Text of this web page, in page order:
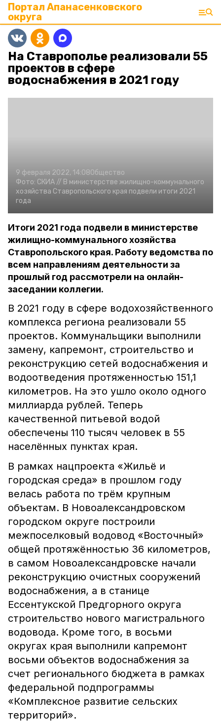
Портал Апанасенковского
округа
На Ставрополье реализовали 55
проектов в сфере
водоснабжения в 2021 году
9 февраля 2022, 14:08Общество
Фото: СКИА // В министерстве жилищно-коммунального
хозяйства Ставропольского края подвели итоги 2021
года
Итоги 2021 года подвели в министерстве
жилищно-коммунального хозяйства
Ставропольского края. Работу ведомства по
всем направлениям деятельности за
прошлый год рассмотрели на онлайн-
заседании коллегии.
В 2021 году в сфере водохозяйственного
комплекса региона реализовали 55
проектов. Коммунальщики выполнили
замену, капремонт, строительство и
реконструкцию сетей водоснабжения и
водоотведения протяженностью 151,1
километров. На это ушло около одного
миллиарда рублей. Теперь
качественной питьевой водой
обеспечены 110 тысяч человек в 55
населённых пунктах края.
В рамках нацпроекта «Жильё и
городская среда» в прошлом году
велась работа по трём крупным
объектам. В Новоалександровском
городском округе построили
межпоселковый водовод «Восточный»
общей протяжённостью 36 километров,
в самом Новоалександровске начали
реконструкцию очистных сооружений
водоснабжения, а в станице
Ессентукской Предгорного округа
строительство нового магистрального
водовода. Кроме того, в восьми
округах края выполнили капремонт
восьми объектов водоснабжения за
счет регионального бюджета в рамках
федеральной подпрограммы
«Комплексное развитие сельских
территорий».